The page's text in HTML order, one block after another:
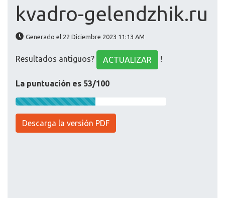
kvadro-gelendzhik.ru
Generado el 22 Diciembre 2023 11:13 AM
Resultados antiguos? ACTUALIZAR !
La puntuación es 53/100
Descarga la versión PDF